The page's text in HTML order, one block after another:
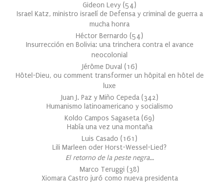
Gideon Levy (54)
Israel Katz, ministro israelí de Defensa y criminal de guerra a
mucha honra
Héctor Bernardo (54)
Insurrección en Bolivia: una trinchera contra el avance
neocolonial
Jérôme Duval (16)
Hôtel-Dieu, ou comment transformer un hôpital en hôtel de
luxe
Juan J. Paz y Miño Cepeda (342)
Humanismo latinoamericano y socialismo
Koldo Campos Sagaseta (69)
Había una vez una montaña
Luis Casado (161 )
Lili Marleen oder Horst-Wessel-Lied?
El retorno de la peste negra…
Marco Teruggi (38)
Xiomara Castro juró como nueva presidenta